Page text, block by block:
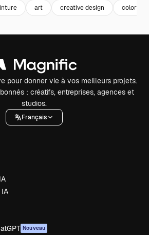
art creative design colorful
pour donner vie à vos meilleurs projets.
: créatifs, entreprises, agences et
studios.
Français
Nouveau